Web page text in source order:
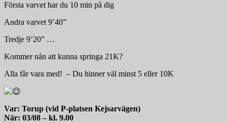
Första varvet har du 10 min på dig
Andra varvet 9’40”
Tredje 9’20” …
Kommer nån att kunna springa 21K?
Alla får vara med! – Du hinner väl minst 5 eller 10K
Var: Torup (vid P-platsen Kejsarvägen)
När: 03/08 – kl. 9.00